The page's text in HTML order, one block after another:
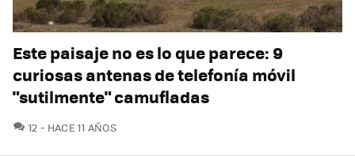
Este paisaje no es lo que parece: 9
curiosas antenas de telefonía móvil
"sutilmente" camufladas
12 COMENTARIOS
HACE 11 AÑOS